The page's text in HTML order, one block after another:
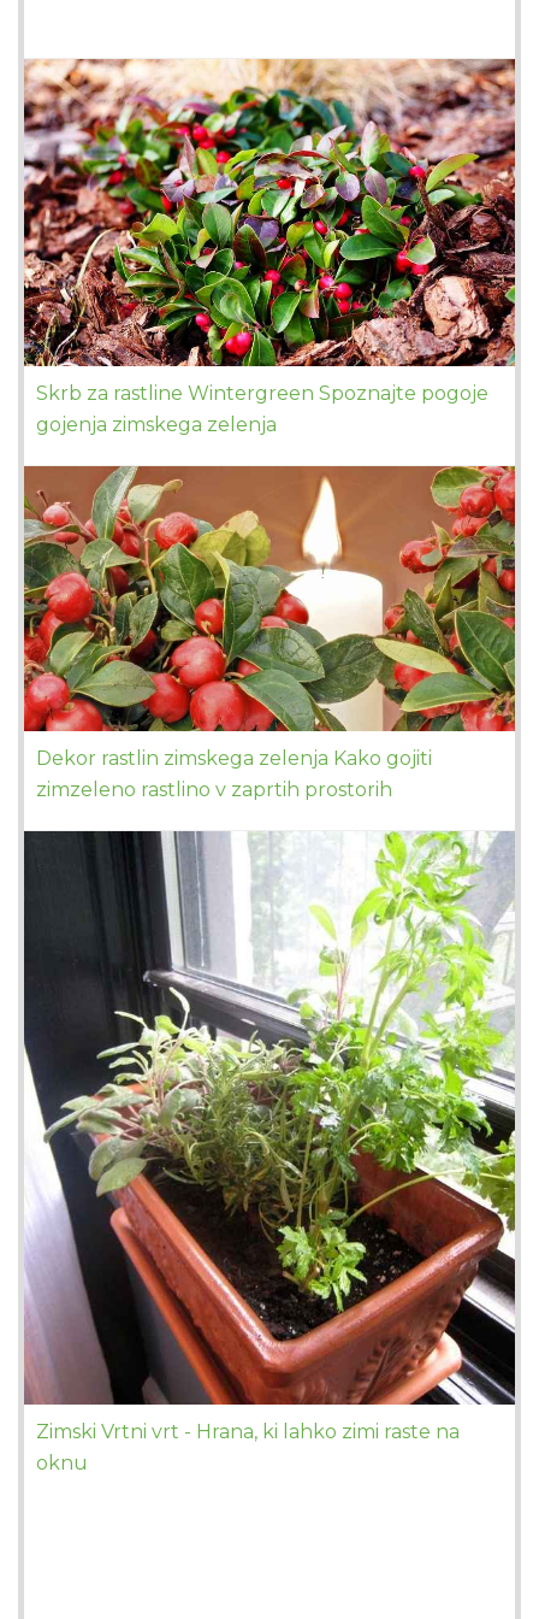
Skrb za rastline Wintergreen Spoznajte pogoje
gojenja zimskega zelenja
Dekor rastlin zimskega zelenja Kako gojiti
zimzeleno rastlino v zaprtih prostorih
Zimski Vrtni vrt - Hrana, ki lahko zimi raste na
oknu